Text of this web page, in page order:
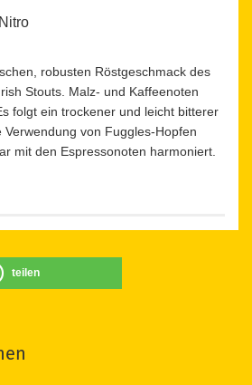
robusten Röstgeschmack des
Stouts. Malz- und Kaffeenoten
folgt ein trockener und leicht bitterer
von Fuggles-Hopfen
mit den Espressonoten harmoniert.
teilen